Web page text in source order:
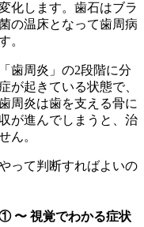
化します。歯石はブラ
の温床となって歯周病
。
歯周炎」の2段階に分
が起きている状態で、
周炎は歯を支える骨に
が進んでしまうと、治
ん。
って判断すればよいの
〜 視覚でわかる症状